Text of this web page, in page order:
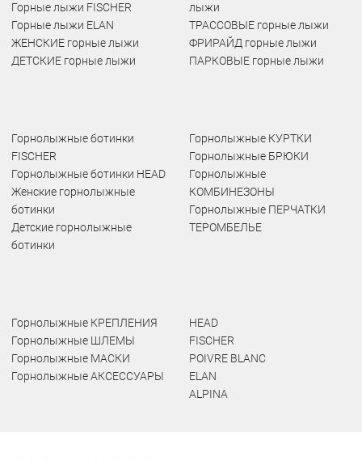
Горные лыжи FISCHER
Горные лыжи ELAN
ЖЕНСКИЕ горные лыжи
ДЕТСКИЕ горные лыжи
лыжи
ТРАССОВЫЕ горные лыжи
ФРИРАЙД горные лыжи
ПАРКОВЫЕ горные лыжи
Горнолыжные ботинки
FISCHER
Горнолыжные ботинки HEAD
Женские горнолыжные
ботинки
Детские горнолыжные
ботинки
Горнолыжные КУРТКИ
Горнолыжные БРЮКИ
Горнолыжные
КОМБИНЕЗОНЫ
Горнолыжные ПЕРЧАТКИ
ТЕРОМБЕЛЬЕ
Горнолыжные КРЕПЛЕНИЯ
Горнолыжные ШЛЕМЫ
Горнолыжные МАСКИ
Горнолыжные АКСЕССУАРЫ
HEAD
FISCHER
POIVRE BLANC
ELAN
ALPINA